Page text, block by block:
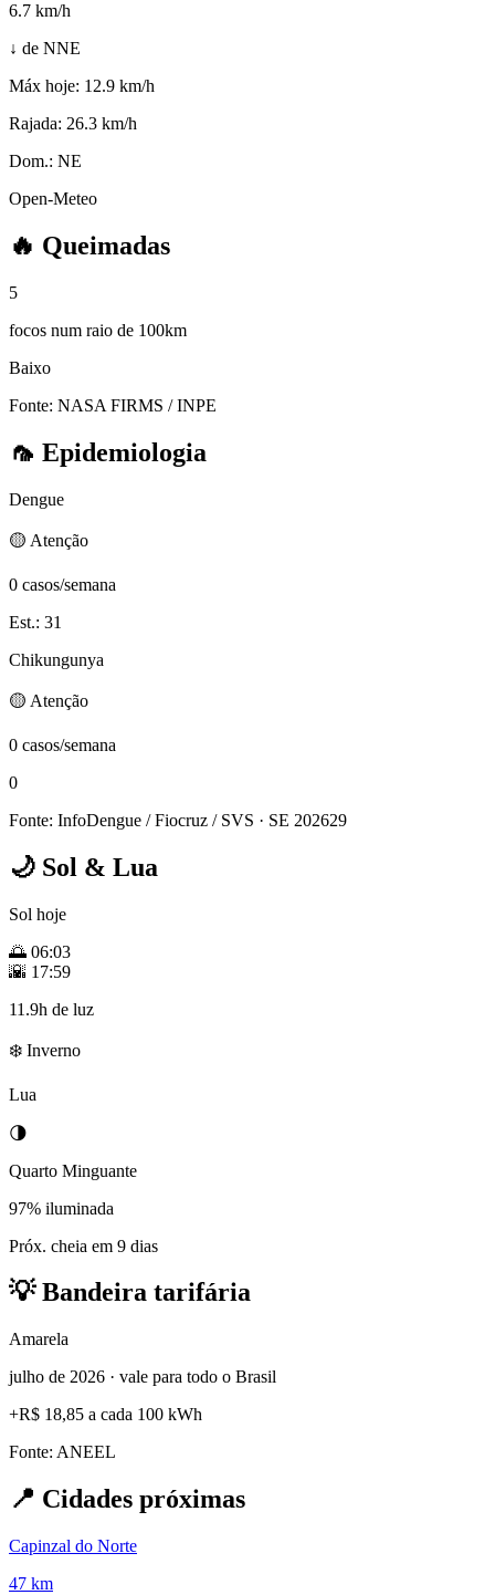
6.7 km/h
↓ de NNE
Máx hoje: 12.9 km/h
Rajada: 26.3 km/h
Dom.: NE
Open-Meteo
🔥 Queimadas
5
focos num raio de 100km
Baixo
Fonte: NASA FIRMS / INPE
🦟 Epidemiologia
Dengue
🟡 Atenção
0 casos/semana
Est.: 31
Chikungunya
🟡 Atenção
0 casos/semana
0
Fonte: InfoDengue / Fiocruz / SVS · SE 202629
🌙 Sol & Lua
Sol hoje
🌅 06:03
🌇 17:59
11.9h de luz
❄️ Inverno
Lua
🌗
Quarto Minguante
97% iluminada
Próx. cheia em 9 dias
💡Bandeira tarifária
Amarela
julho de 2026 · vale para todo o Brasil
+R$ 18,85 a cada 100 kWh
Fonte: ANEEL
📍 Cidades próximas
Capinzal do Norte
47 km